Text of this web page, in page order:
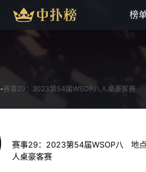
榜
-赛事29：2023第54届WSOP八人桌豪客赛
赛事29：2023第54届WSOP八
人桌豪客赛
地